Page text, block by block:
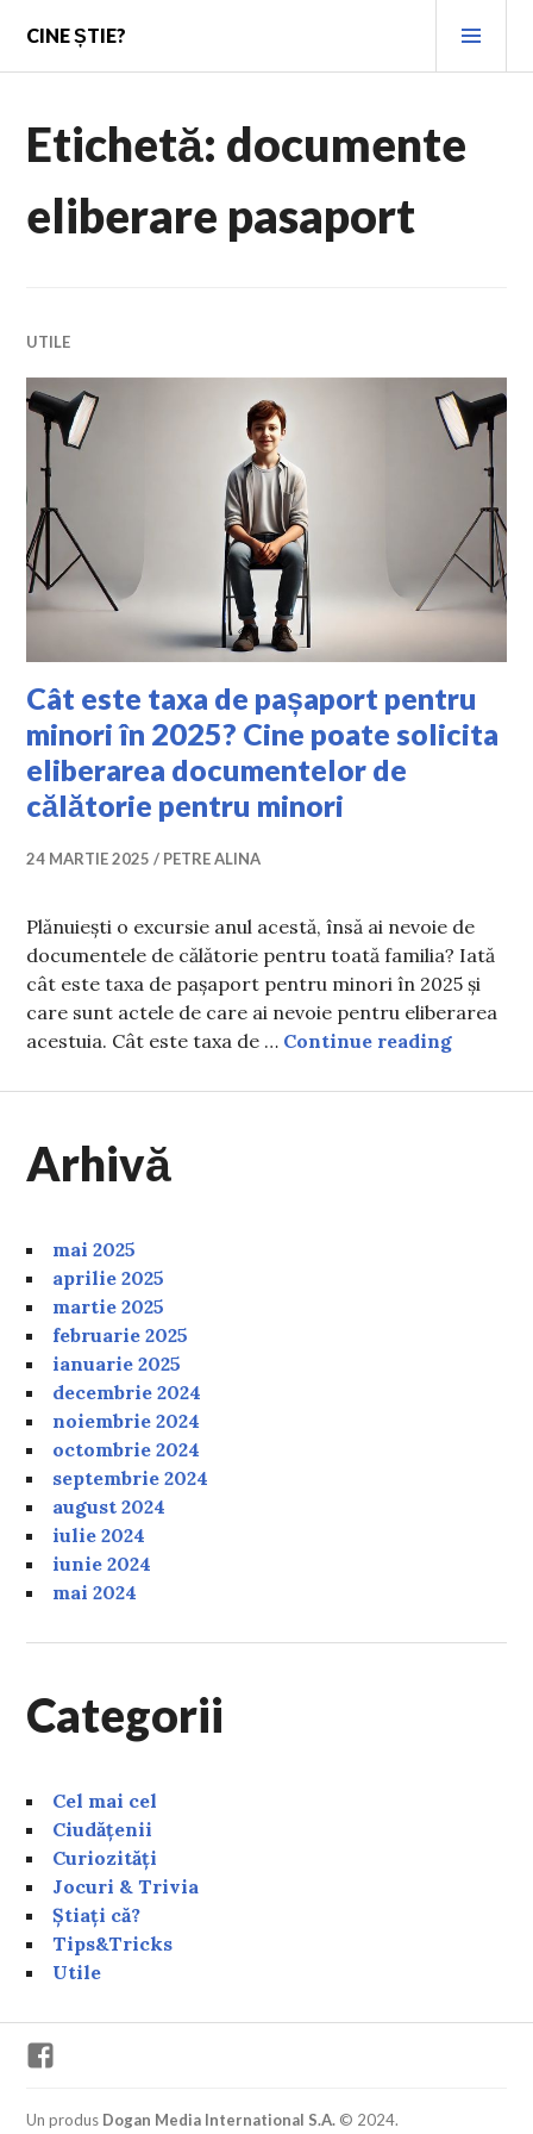
content
CINE ȘTIE?
Etichetă: documente
eliberare pasaport
UTILE
Cât este taxa de pașaport pentru
minori în 2025? Cine poate solicita
eliberarea documentelor de
călătorie pentru minori
24 MARTIE 2025 PETRE ALINA
Plănuiești o excursie anul acestă, însă ai nevoie de
documentele de călătorie pentru toată familia? Iată
cât este taxa de pașaport pentru minori în 2025 și
care sunt actele de care ai nevoie pentru eliberarea
acestuia. Cât este taxa de … Continue readingCât
Arhivă
mai 2025
aprilie 2025
martie 2025
februarie 2025
ianuarie 2025
decembrie 2024
noiembrie 2024
octombrie 2024
septembrie 2024
august 2024
iulie 2024
iunie 2024
mai 2024
Categorii
Cel mai cel
Ciudățenii
Curiozități
Jocuri & Trivia
Știați că?
Tips&Tricks
Utile
Un produs Dogan Media International S.A. © 2024.